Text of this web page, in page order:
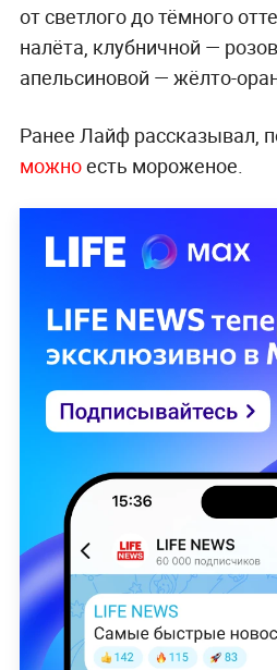
от светлого до тёмного
налёта, клубничной —
апельсиновой — жёлто-
Ранее Лайф рассказывал,
можноесть мороженое.